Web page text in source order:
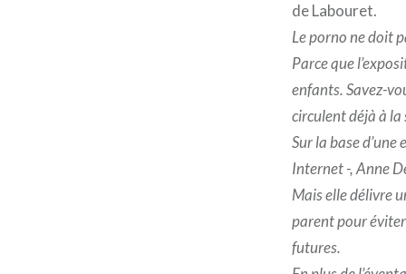
de Labouret.
Le porno ne doit
Parce que
enfants. Savez-
circulent déjà à la
Sur la base
Internet -, Anne
Mais elle délivre
parent pour
futures.